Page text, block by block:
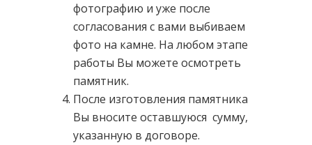
фотографию и уже после
согласования с вами выбиваем
фото на камне. На любом этапе
работы Вы можете осмотреть
памятник.
После изготовления памятника
Вы вносите оставшуюся сумму,
указанную в договоре.